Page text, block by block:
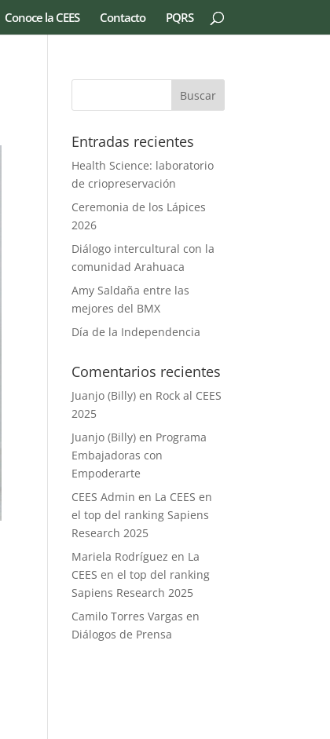
Conoce la CEES Contacto PQRS
Entradas recientes
Health Science: laboratorio
de criopreservación
Ceremonia de los Lápices
2026
Diálogo intercultural con la
comunidad Arahuaca
Amy Saldaña entre las
mejores del BMX
Día de la Independencia
Comentarios recientes
Juanjo (Billy) en Rock al CEES
2025
Juanjo (Billy) en Programa
Embajadoras con
Empoderarte
CEES Admin en La CEES en
el top del ranking Sapiens
Research 2025
Mariela Rodríguez en La
CEES en el top del ranking
Sapiens Research 2025
Camilo Torres Vargas en
Diálogos de Prensa